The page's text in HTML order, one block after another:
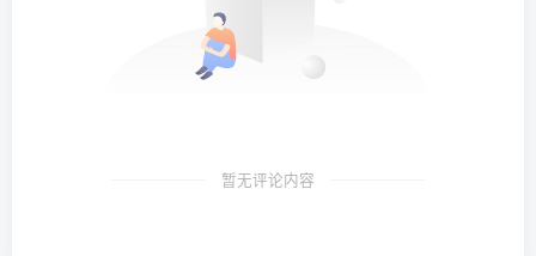
暂无评论内容